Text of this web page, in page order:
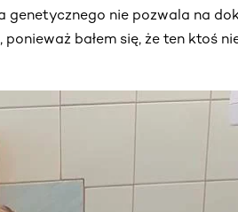
genetycznego nie pozwala na
bałem się, że ten ktoś